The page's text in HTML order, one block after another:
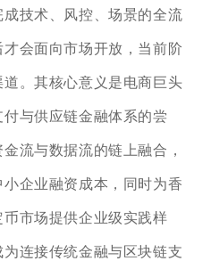
技术、风控、场景的全流
会面向市场开放，当前阶
。其核心意义是电商巨头
与供应链金融体系的尝
流与数据流的链上融合，
企业融资成本，同时为香
市场提供企业级实践样
连接传统金融与区块链支